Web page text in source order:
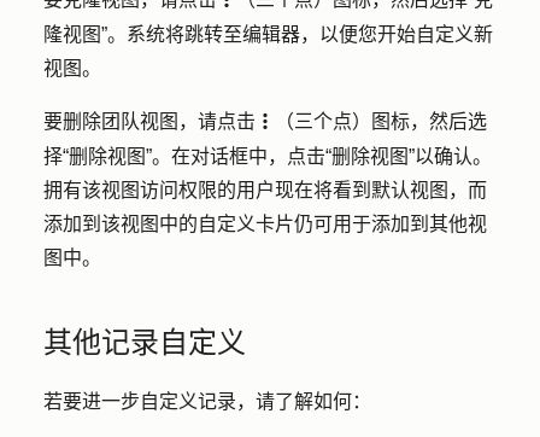
隆视图”。系统将跳转至编辑器，以便您开始自定义新
视图。
要删除团队视图，请点击 verticalMenu （三个点） 图标，然后选
择“删除视图”。在对话框中，点击“删除视图”以确认。
拥有该视图访问权限的用户现在将看到默认视图，而
添加到该视图中的自定义卡片仍可用于添加到其他视
图中。
其他记录自定义
若要进一步自定义记录，请了解如何：